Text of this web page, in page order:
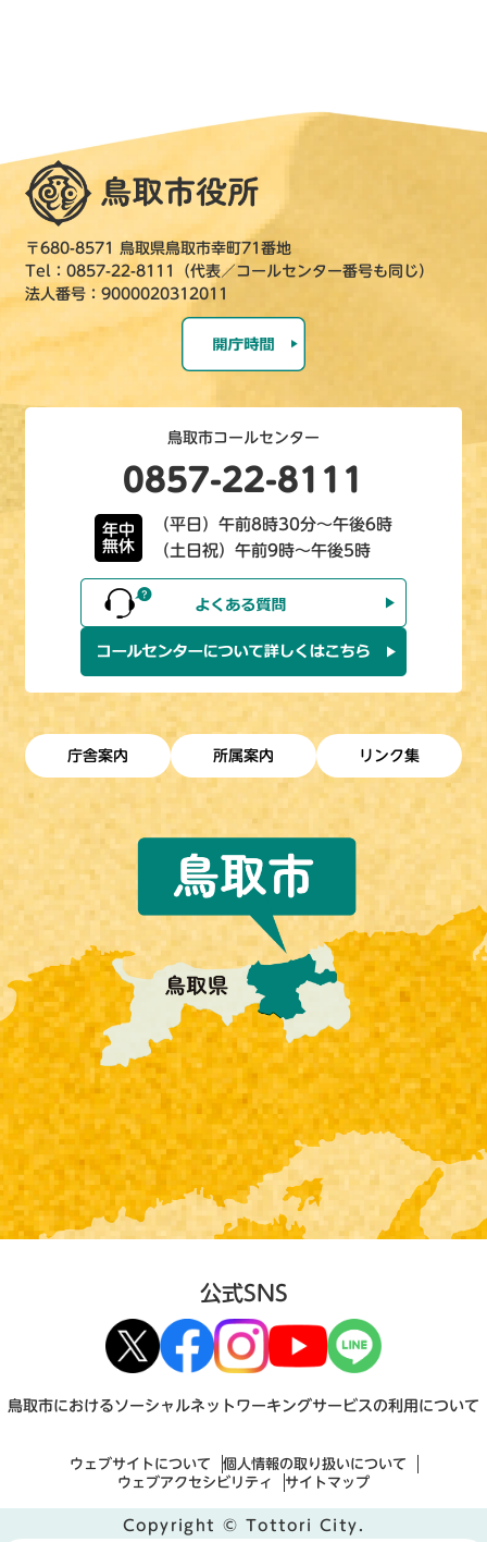
〒680-8571 鳥取県鳥取市幸町71番地
Tel：0857-22-8111（代表／コールセンター番号も同じ）
法人番号：9000020312011
鳥取市コールセンター
0857-22-8111
年中
無休
（平日）午前8時30分～午後6時
（土日祝）午前9時～午後5時
庁舎案内 所属案内 リンク集
公式SNS
鳥取市におけるソーシャルネットワーキングサービスの利用について
ウェブサイトについて
個人情報の取り扱いについて
ウェブアクセシビリティ
サイトマップ
Copyright © Tottori City.